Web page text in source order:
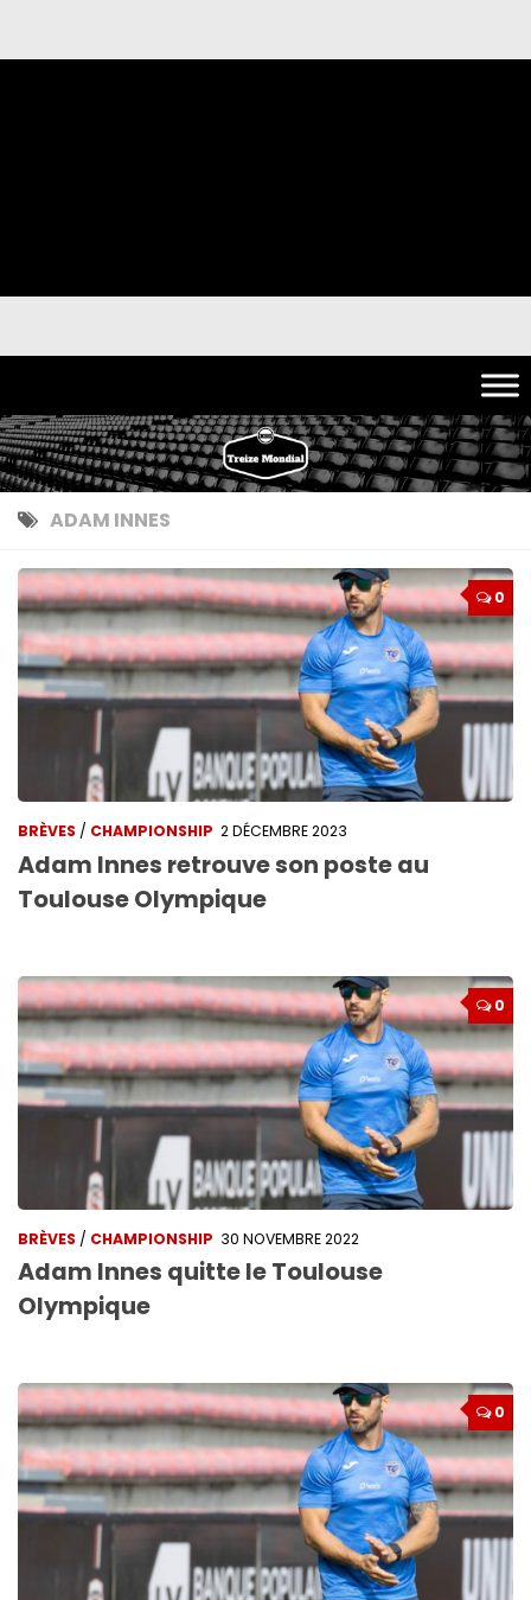
ADAM INNES
0
BRÈVES / CHAMPIONSHIP 2 DÉCEMBRE 2023
Adam Innes retrouve son poste au
Toulouse Olympique
0
BRÈVES / CHAMPIONSHIP 30 NOVEMBRE 2022
Adam Innes quitte le Toulouse
Olympique
0